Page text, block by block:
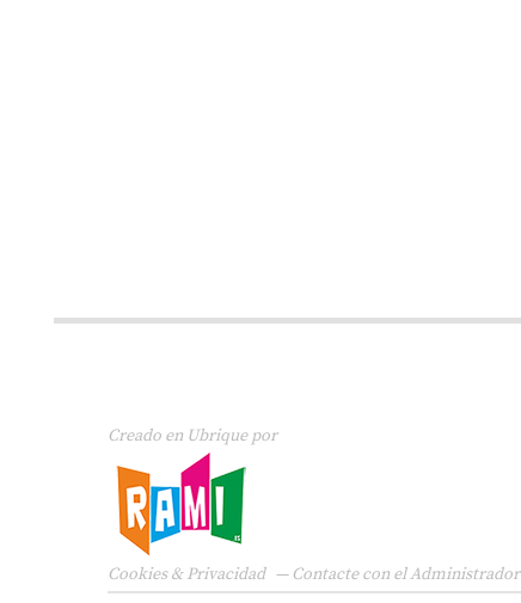
Creado en Ubrique por
Cookies & Privacidad — Contacte con el Administrador